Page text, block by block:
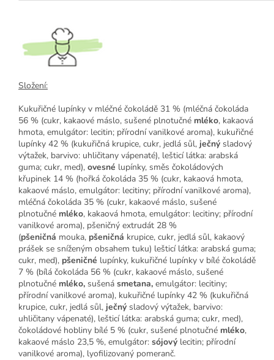
Složení:
Kukuřičné lupínky v mléčné čokoládě 31 % (mléčná čokoláda
56 % (cukr, kakaové máslo, sušené plnotučné mléko, kakaová
hmota, emulgátor: lecitin; přírodní vanilkové aroma), kukuřičné
lupínky 42 % (kukuřičná krupice, cukr, jedlá sůl, ječný sladový
výtažek, barvivo: uhličitany vápenaté), lešticí látka: arabská
guma; cukr, med), ovesné lupínky, směs čokoládových
křupinek 14 % (hořká čokoláda 35 % (cukr, kakaová hmota,
kakaové máslo, emulgátor: lecitiny; přírodní vanilkové aroma),
mléčná čokoláda 35 % (cukr, kakaové máslo, sušené
plnotučné mléko, kakaová hmota, emulgátor: lecitiny; přírodní
vanilkové aroma), pšeničný extrudát 28 %
(pšeničná mouka, pšeničná krupice, cukr, jedlá sůl, kakaový
prášek se sníženým obsahem tuku) lešticí látka: arabská guma;
cukr, med), pšeničné lupínky, kukuřičné lupínky v bílé čokoládě
7 % (bílá čokoláda 56 % (cukr, kakaové máslo, sušené
plnotučné mléko, sušená smetana, emulgátor: lecitiny;
přírodní vanilkové aroma), kukuřičné lupínky 42 % (kukuřičná
krupice, cukr, jedlá sůl, ječný sladový výtažek, barvivo:
uhličitany vápenaté), lešticí látka: arabská guma; cukr, med),
čokoládové hobliny bílé 5 % (cukr, sušené plnotučné mléko,
kakaové máslo 23,5 %, emulgátor: sójový lecitin; přírodní
vanilkové aroma), lyofilizovaný pomeranč.